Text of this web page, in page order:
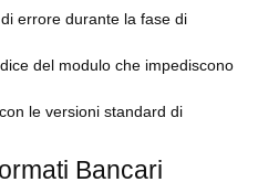
errore durante la fase di
del modulo che impediscono
le versioni standard di
Bancari